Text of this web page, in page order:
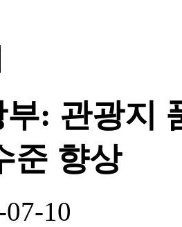
: 관광지
준 향상
07-10